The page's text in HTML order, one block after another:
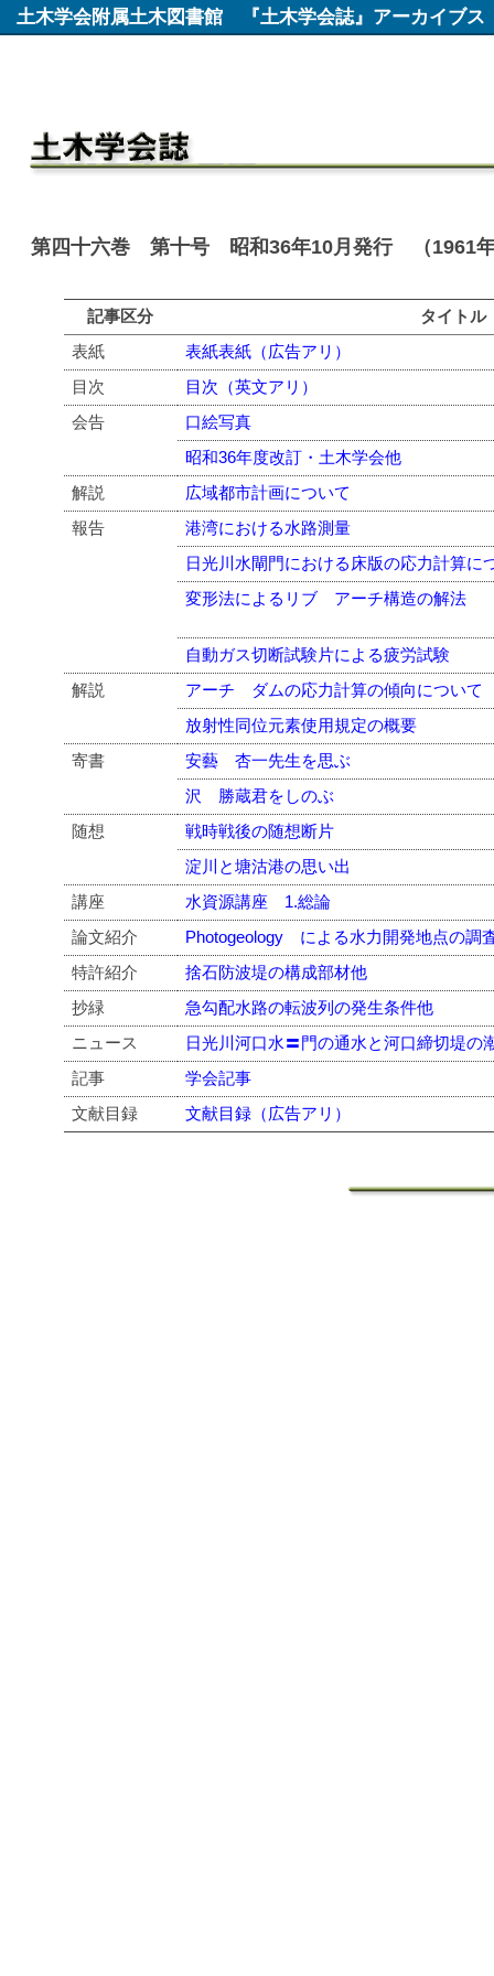
土木学会附属土木図書館 『土木学会誌』アーカイブス
第四十六巻 第十号 昭和36年10月発行 （1961
記事区分
タイトル
表紙
表紙表紙（広告アリ）
目次
目次（英文アリ）
会告
口絵写真
昭和36年度改訂・土木学会他
解説
広域都市計画について
報告
港湾における水路測量
日光川水閘門における床版の応力計算に
変形法によるリブ アーチ構造の解法
自動ガス切断試験片による疲労試験
解説
アーチ ダムの応力計算の傾向について
放射性同位元素使用規定の概要
寄書
安藝 杏一先生を思ぶ
沢 勝蔵君をしのぶ
随想
戦時戦後の随想断片
淀川と塘沽港の思い出
講座
水資源講座 1.総論
論文紹介
Photogeology による水力開発地点の調
特許紹介
捨石防波堤の構成部材他
抄緑
急勾配水路の転波列の発生条件他
ニュース
日光川河口水〓門の通水と河口締切堤の
記事
学会記事
文献目録
文献目録（広告アリ）